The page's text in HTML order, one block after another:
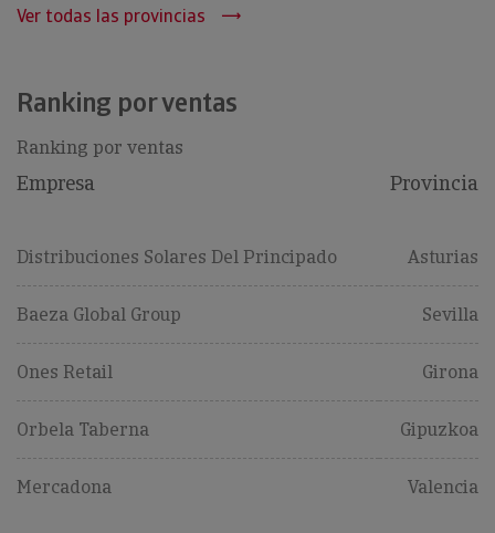
Ver todas las provincias
Ranking por ventas
Ranking por ventas
Empresa Provincia
Distribuciones Solares Del Principado Asturias
Baeza Global Group Sevilla
Ones Retail Girona
Orbela Taberna Gipuzkoa
Mercadona Valencia